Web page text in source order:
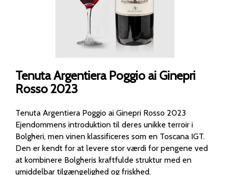
Tenuta Argentiera Poggio ai Ginepri
Rosso 2023
Tenuta Argentiera Poggio ai Ginepri Rosso 2023
Ejendommens introduktion til deres unikke terroir i
Bolgheri, men vinen klassificeres som en Toscana IGT.
Den er kendt for at levere stor værdi for pengene ved
at kombinere Bolgheris kraftfulde struktur med en
umiddelbar tilgængelighed og friskhed.